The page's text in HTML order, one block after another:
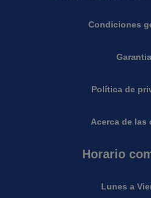
Condiciones
Política de
Acerca de las
Horario
Lunes a